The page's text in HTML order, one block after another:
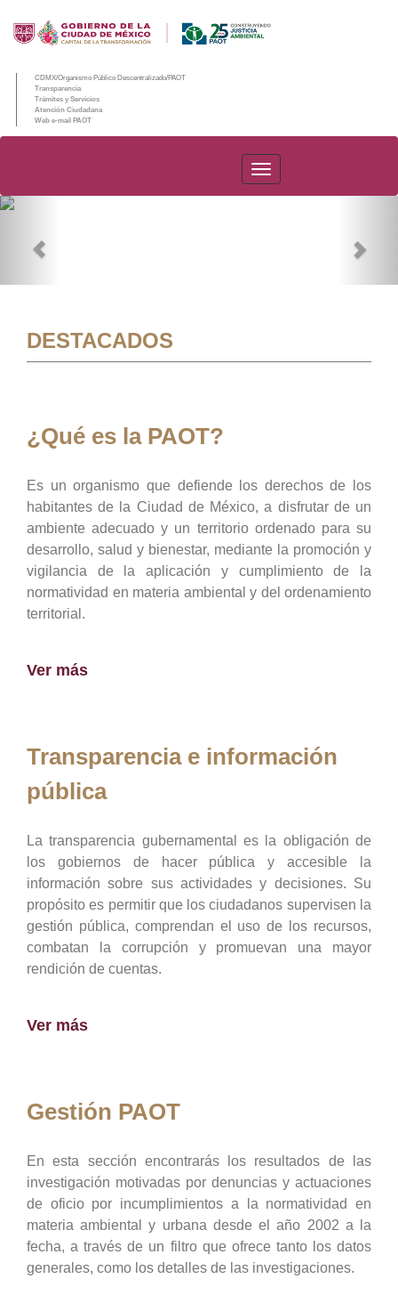
CDMX/Organismo Público Descentralizado/PAOT
Transparencia
Trámites y Servicios
Atención Ciudadana
Web e-mail PAOT
PAOT
DESTACADOS
¿Qué es la PAOT?
Es un organismo que defiende los derechos de los
habitantes de la Ciudad de México, a disfrutar de un
ambiente adecuado y un territorio ordenado para su
desarrollo, salud y bienestar, mediante la promoción y
vigilancia de la aplicación y cumplimiento de la
normatividad en materia ambiental y del ordenamiento
territorial.
Ver más
Transparencia e información
pública
La transparencia gubernamental es la obligación de
los gobiernos de hacer pública y accesible la
información sobre sus actividades y decisiones. Su
propósito es permitir que los ciudadanos supervisen la
gestión pública, comprendan el uso de los recursos,
combatan la corrupción y promuevan una mayor
rendición de cuentas.
Ver más
Gestión PAOT
En esta sección encontrarás los resultados de las
investigación motivadas por denuncias y actuaciones
de oficio por incumplimientos a la normatividad en
materia ambiental y urbana desde el año 2002 a la
fecha, a través de un filtro que ofrece tanto los datos
generales, como los detalles de las investigaciones.